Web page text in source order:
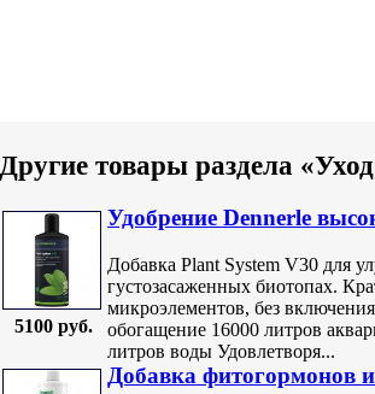
Другие товары раздела
5100 руб.
Удобрение Dennerle
Добавка Plant System V30 для
густозасаженных биотопах.
микроэлементов, без
обогащение 16000 литров
литров воды Удовлетворя...
Добавка фитогормонов